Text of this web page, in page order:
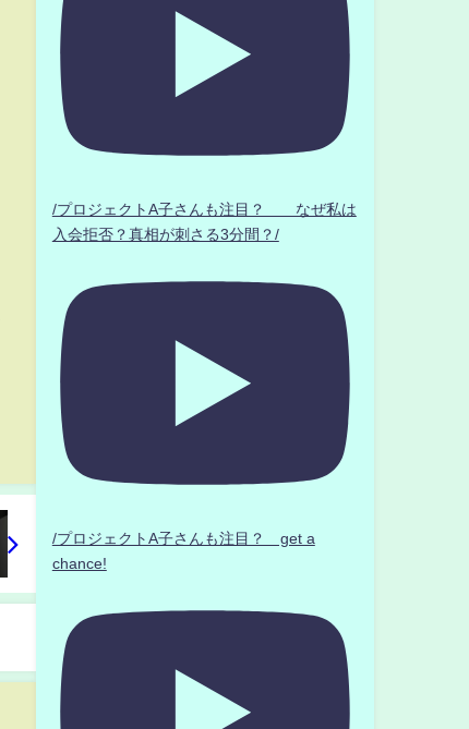
/プロジェクトA子さんも注目？ なぜ私は
入会拒否？真相が刺さる3分間？/
/プロジェクトA子さんも注目？ get a
chance!